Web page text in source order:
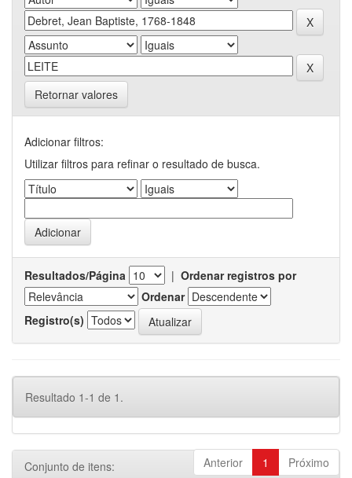
Retornar valores
Adicionar filtros:
Utilizar filtros para refinar o resultado de busca.
Resultados/Página | Ordenar registros por
Ordenar
Registro(s)
Resultado 1-1 de 1.
Anterior 1 Próximo
Conjunto de itens: